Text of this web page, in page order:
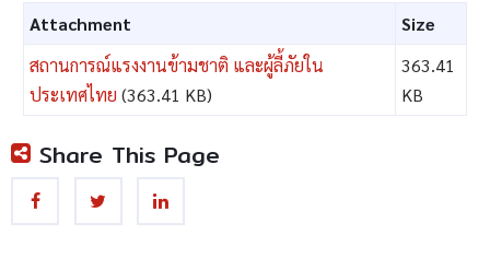
Attachment
Size
สถานการณ์แรงงานข้ามชาติ และผู้ลี้ภัยใน
ประเทศไทย (363.41 KB)
363.41
KB
Share This Page